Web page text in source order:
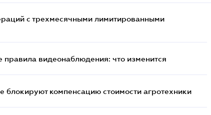
с трехмесячными лимитированными
видеонаблюдения: что изменится
блокируют компенсацию стоимости агротехники